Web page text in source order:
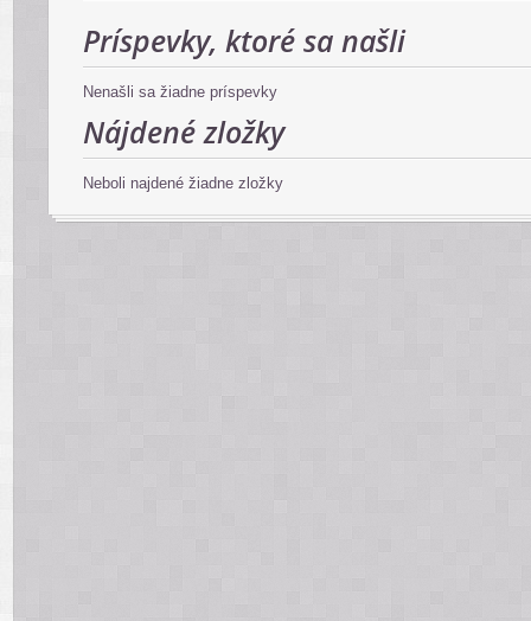
Príspevky, ktoré sa našli
Nenašli sa žiadne príspevky
Nájdené zložky
Neboli najdené žiadne zložky